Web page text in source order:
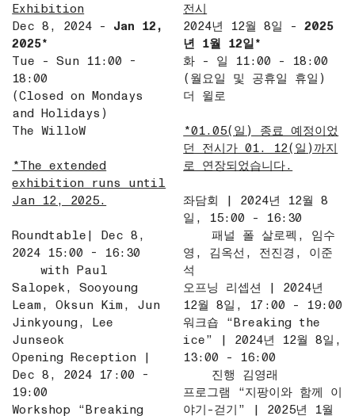
Exhibition
Dec 8, 2024 - Jan 12,
2025*
Tue - Sun 11:00 -
18:00
(Closed on Mondays
and Holidays)
The WilloW
*The extended
exhibition runs until
Jan 12, 2025.
Roundtable| Dec 8,
2024 15:00 - 16:30
with Paul
Salopek, Sooyoung
Leam, Oksun Kim, Jun
Jinkyoung, Lee
Junseok
Opening Reception |
Dec 8, 2024 17:00 -
19:00
Workshop “Breaking
전시
2024년 12월 8일 -2025
년 1월 12일*
화 - 일 11:00 - 18:00
(월요일 및 공휴일 휴일)
더 윌로
*01.05(일) 종료 예정이었
던 전시가 01. 12(일)까지
로 연장되었습니다.
좌담회 | 2024년 12월 8
일, 15:00 - 16:30
패널 폴 살로펙, 임수
영, 김옥선, 전진경, 이준
석
오프닝 리셉션 | 2024년
12월 8일, 17:00 - 19:00
워크숍 “Breaking the
ice” | 2024년 12월 8일,
13:00 - 16:00
진행 김영래
프로그램 “지팡이와 함께 이
야기-걷기” | 2025년 1월